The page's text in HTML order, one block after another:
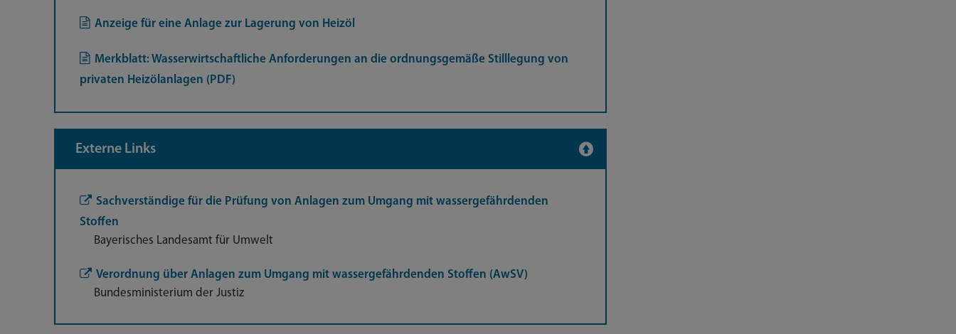
Anzeige für eine Anlage zur Lagerung von Heizöl
Merkblatt: Wasserwirtschaftliche Anforderungen an die ordnungsgemäße Stilllegung von
privaten Heizölanlagen (PDF)
Externe Links
Sachverständige für die Prüfung von Anlagen zum Umgang mit wassergefährdenden
Stoffen
Bayerisches Landesamt für Umwelt
Verordnung über Anlagen zum Umgang mit wassergefährdenden Stoffen (AwSV)
Bundesministerium der Justiz